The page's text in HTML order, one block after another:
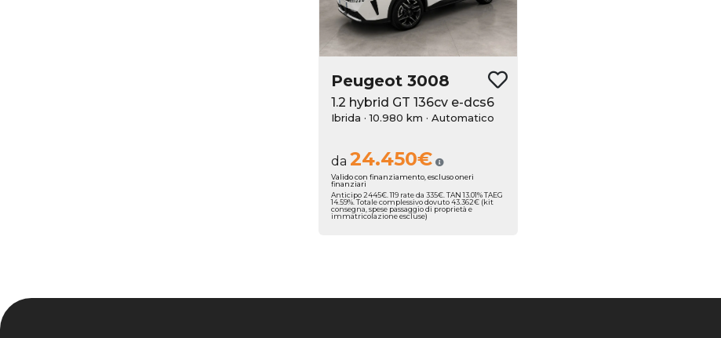
Peugeot 3008
1.2 hybrid GT 136cv e-dcs6
Ibrida · 10.980 km · Automatico
da 24.450€
Valido con finanziamento, escluso oneri
finanziari
Anticipo 2445€. 119 rate da 335€. TAN 13.01% TAEG
14.59%. Totale complessivo dovuto 43.362€ (kit
consegna, spese passaggio di proprietà e
immatricolazione escluse)